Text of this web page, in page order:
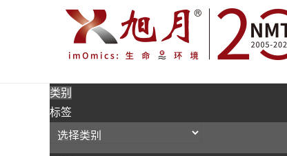
类别
标签